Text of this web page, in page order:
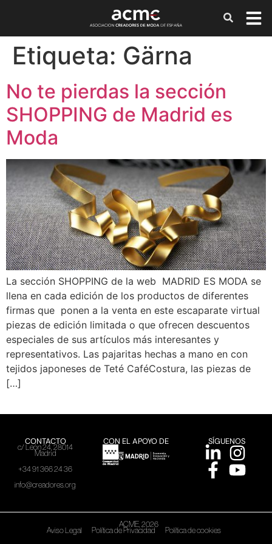
Etiqueta: Gärna
No te pierdas la sección
SHOPPING de Madrid es
Moda
La sección SHOPPING de la web MADRID ES MODA se
llena en cada edición de los productos de diferentes
firmas que ponen a la venta en este escaparate virtual
piezas de edición limitada o que ofrecen descuentos
especiales de sus artículos más interesantes y
representativos. Las pajaritas hechas a mano en con
tejidos japoneses de Teté CaféCostura, las piezas de
[…]
CONTACTO
c/ León 24, 28014
Madrid
+34 91 366 24 36
info@creadores.org
CON EL APOYO DE SÍGUENOS
ACME, 2026
Aviso Legal Política de Privacidad Política de cookies